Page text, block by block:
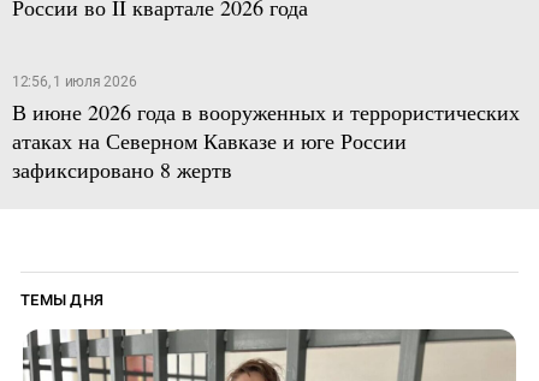
России во II квартале 2026 года
12:56, 1 июля 2026
В июне 2026 года в вооруженных и террористических
атаках на Северном Кавказе и юге России
зафиксировано 8 жертв
ТЕМЫ ДНЯ